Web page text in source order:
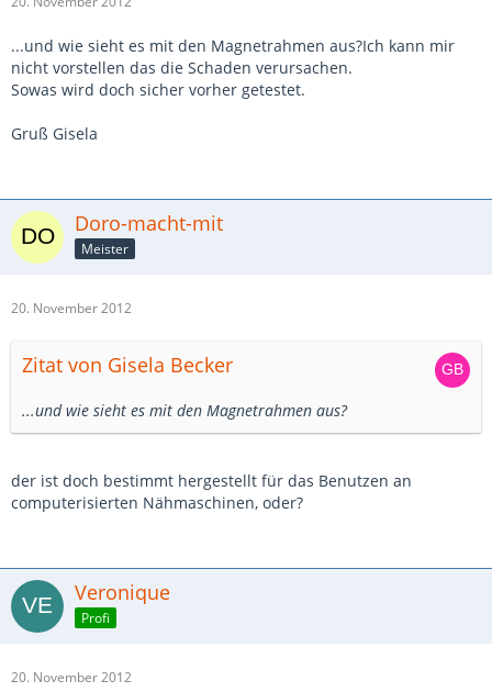
...und wie sieht es mit den Magnetrahmen aus?Ich kann mir
nicht vorstellen das die Schaden verursachen.
Sowas wird doch sicher vorher getestet.
Gruß Gisela
Doro-macht-mit
Meister
20. November 2012
Zitat von Gisela Becker
...und wie sieht es mit den Magnetrahmen aus?
der ist doch bestimmt hergestellt für das Benutzen an
computerisierten Nähmaschinen, oder?
Veronique
Profi
20. November 2012